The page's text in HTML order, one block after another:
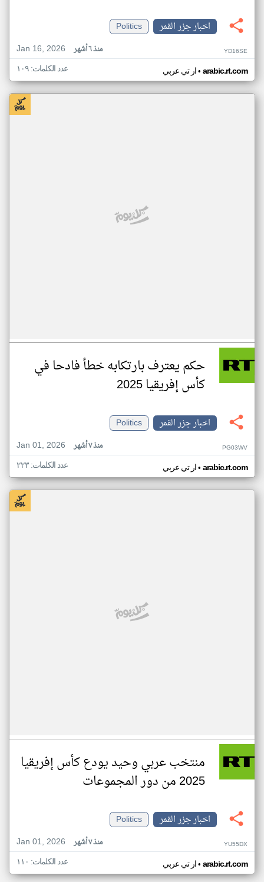
اخبار جزر القمر
Politics
Jan 16, 2026
منذ ٦ أشهر YD16SE
ار تي عربي• arabic.rt.com عدد الكلمات: ١٠٩
حكم يعترف بارتكابه خطأ فادحا في
كأس إفريقيا 2025
اخبار جزر القمر
Politics
Jan 01, 2026
منذ ٧ أشهر PG03WV
ار تي عربي• arabic.rt.com عدد الكلمات: ٢٢٣
منتخب عربي وحيد يودع كأس إفريقيا
2025 من دور المجموعات
اخبار جزر القمر
Politics
Jan 01, 2026
منذ ٧ أشهر YU55DX
ار تي عربي• arabic.rt.com عدد الكلمات: ١١٠